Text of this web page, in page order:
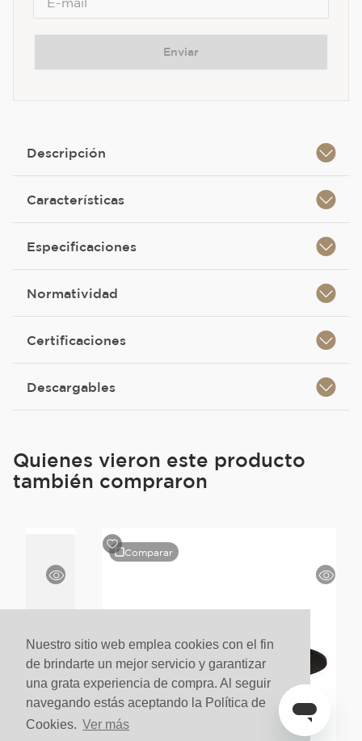
Nuestro sitio web emplea cookies con el fin
de brindarte un mejor servicio y garantizar
una grata experiencia de compra. Al seguir
navegando estás aceptando la Política de
Cookies. Ver más
Enviar
Descripción
Características
Especificaciones
Normatividad
Certificaciones
Descargables
Quienes vieron este producto
también compraron
Comparar